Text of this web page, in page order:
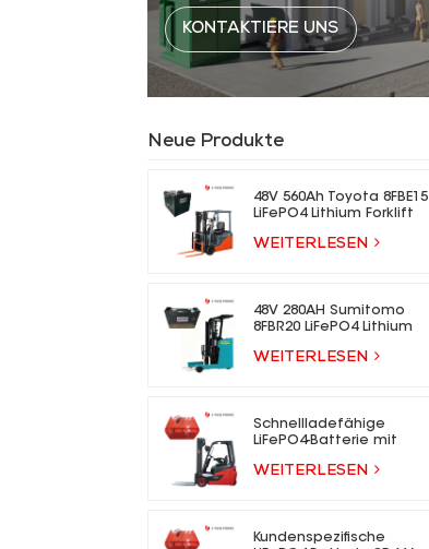
KONTAKTIERE UNS
Neue Produkte
48V 560Ah Toyota 8FBE15
LiFePO4 Lithium Forklift
WEITERLESEN
48V 280AH Sumitomo
8FBR20 LiFePO4 Lithium
WEITERLESEN
Schnellladefähige
LiFePO4-Batterie mit
für Elektrogabelstapler
WEITERLESEN
Kundenspezifische